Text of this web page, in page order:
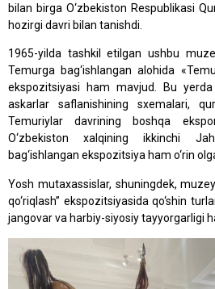
bilan birga O‘zbekiston Respublikasi
hozirgi davri bilan tanishdi.
1965-yilda tashkil etilgan ushbu
Temurga bag‘ishlangan alohida
ekspozitsiyasi ham mavjud. Bu
askarlar saflanishining sxemalari,
Temuriylar davrining boshqa
O‘zbekiston xalqining ikkinchi
bag‘ishlangan ekspozitsiya ham o‘rin
Yosh mutaxassislar, shuningdek,
qo‘riqlash” ekspozitsiyasida qo‘shin
jangovar va harbiy-siyosiy tayyorgarligi